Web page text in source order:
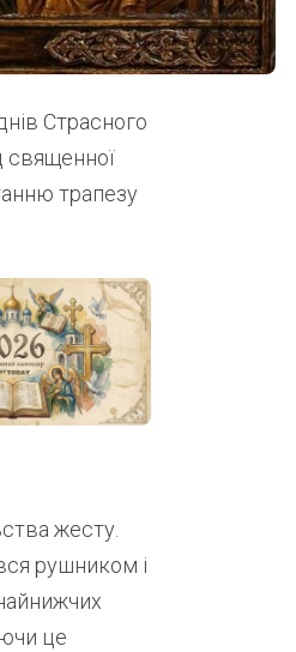
Страсного
священної
трапезу
жесту.
рушником і
це